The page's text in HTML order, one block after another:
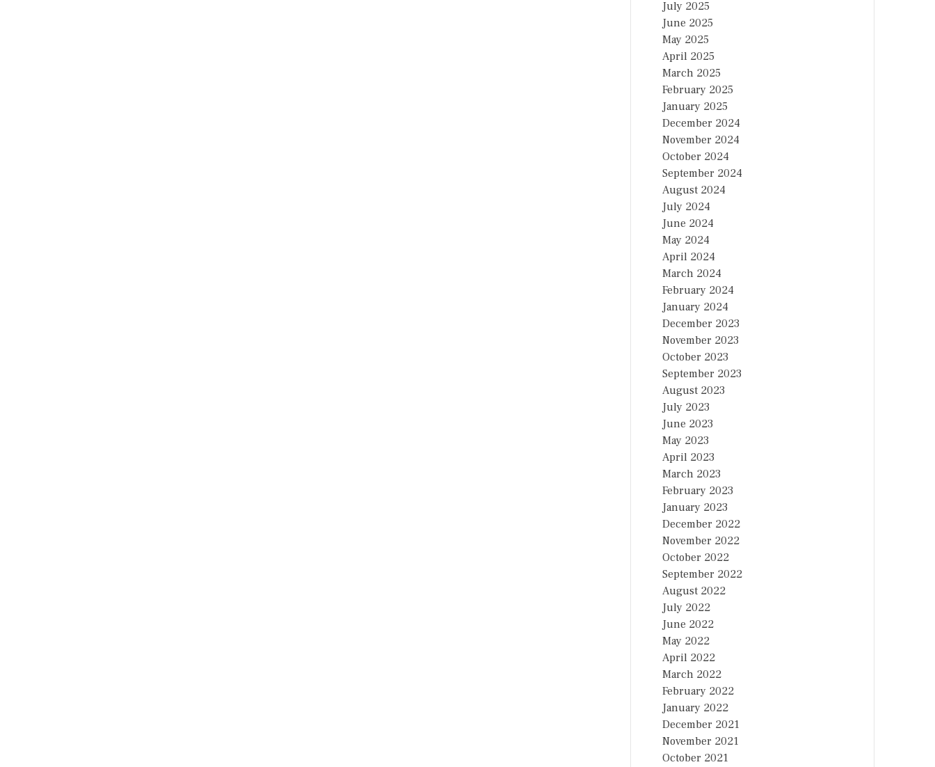
July 2025
June 2025
May 2025
April 2025
March 2025
February 2025
January 2025
December 2024
November 2024
October 2024
September 2024
August 2024
July 2024
June 2024
May 2024
April 2024
March 2024
February 2024
January 2024
December 2023
November 2023
October 2023
September 2023
August 2023
July 2023
June 2023
May 2023
April 2023
March 2023
February 2023
January 2023
December 2022
November 2022
October 2022
September 2022
August 2022
July 2022
June 2022
May 2022
April 2022
March 2022
February 2022
January 2022
December 2021
November 2021
October 2021